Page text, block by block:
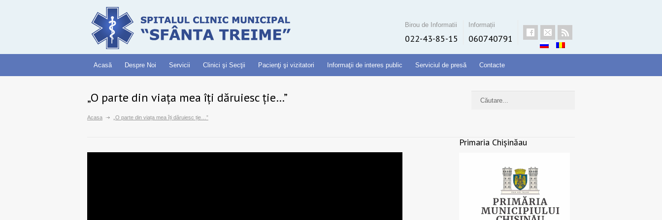
Birou de Informatii
022-43-85-15
Informații
060740791
Acasă Despre Noi Servicii Clinici şi Secţii Pacienţi şi vizitatori Informaţii de interes public Serviciul de presă Contacte
„O parte din viața mea îți dăruiesc ție…”
Acasa „O parte din viața mea îți dăruiesc ție…”
Primaria Chișinăau